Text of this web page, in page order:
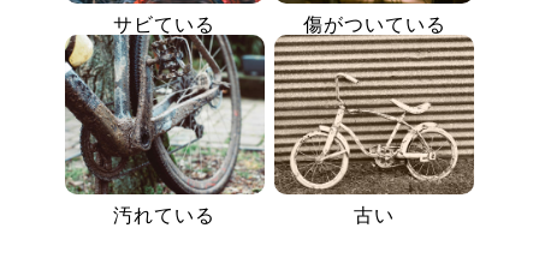
サビている 傷がついている
汚れている 古い